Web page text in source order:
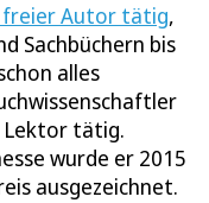
freier Autor tätig,
Sachbüchern bis
alles
Lektor tätig.
wurde er 2015
ausgezeichnet.